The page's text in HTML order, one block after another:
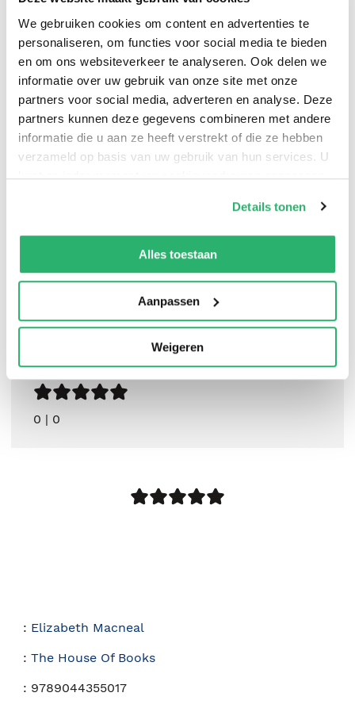
We gebruiken cookies om content en advertenties te
personaliseren, om functies voor social media te bieden
en om ons websiteverkeer te analyseren. Ook delen we
informatie over uw gebruik van onze site met onze
partners voor social media, adverteren en analyse. Deze
partners kunnen deze gegevens combineren met andere
informatie die u aan ze heeft verstrekt of die ze hebben
verzameld op basis van uw gebruik van hun services. U
kunt op ieder moment uw cookievoorkeuren aanpassen
We werken samen met42 derdendie uw gegevens
kunnen ontvangen en verwerken.
Details tonen
Alles toestaan
Aanpassen
Weigeren
stemt ze in op voorwaarde dat hij haar les zal geven.
Het leven in het bohemien milieu bevalt haar steeds
beter. En natuurlijk worden Iris en Louis verliefd.
Ondertussen probeert ook Silas haar hart te
veroveren. Zijn duistere obsessie wordt
levensgevaarlijk voor Iris.
0 | 0
: Elizabeth Macneal
: The House Of Books
: 9789044355017